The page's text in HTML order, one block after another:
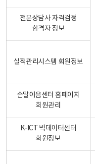
전문상담사 자격검정
합격자 정보
실적관리시스템 회원정보
손말이음센터 홈페이지
회원관리
K-ICT 빅데이터센터
회원정보